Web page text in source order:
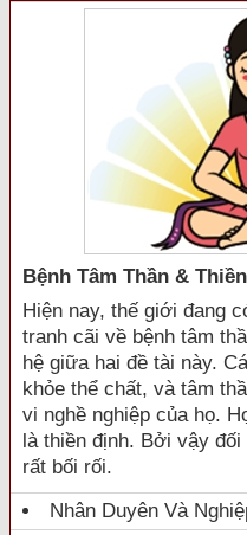
Bệnh Tâm Thần &
Hiện nay, thế giới đang
tranh cãi về bệnh tâm
hệ giữa hai đề tài này.
khỏe thể chất, và tâm
vi nghề nghiệp của họ.
là thiền định. Bởi vậy
rất bối rối.
Nhân Duyên Và